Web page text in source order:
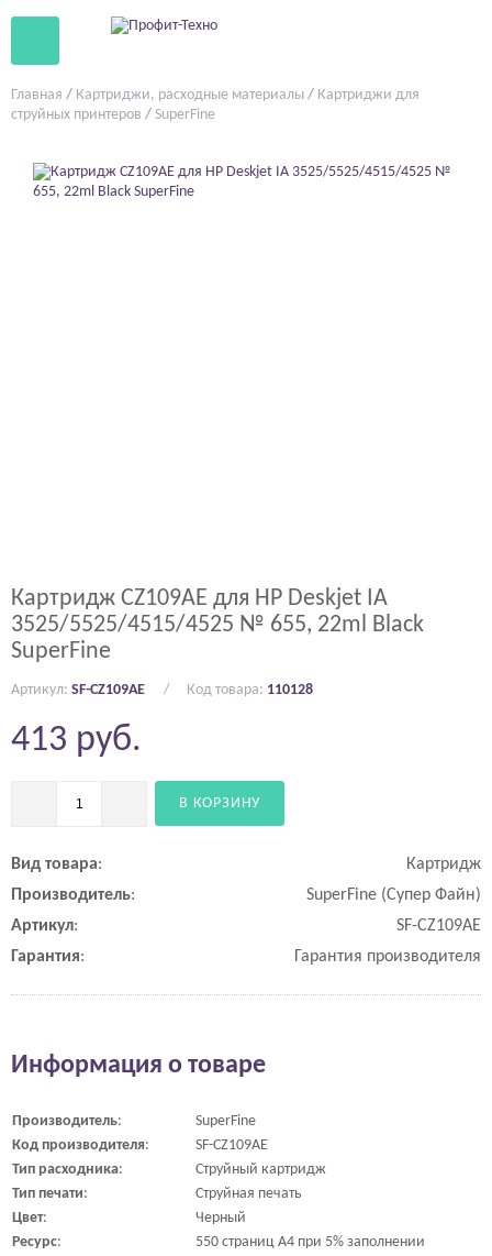
Главная / Картриджи, расходные материалы / Картриджи для
струйных принтеров / SuperFine
Картридж CZ109AE для HP Deskjet IA
3525/5525/4515/4525 № 655, 22ml Black
SuperFine
Артикул: SF-CZ109AE Код товара: 110128
Вид товара:
Картридж
Производитель:
SuperFine (Супер Файн)
Артикул:
SF-CZ109AE
Гарантия: Гарантия производителя
413 руб.
В КОРЗИНУ
Информация о товаре
Производитель:
SuperFine
Код производителя:
SF-CZ109AE
Тип расходника:
Струйный картридж
Тип печати:
Струйная печать
Цвет:
Черный
Ресурс:
550 страниц A4 при 5% заполнении